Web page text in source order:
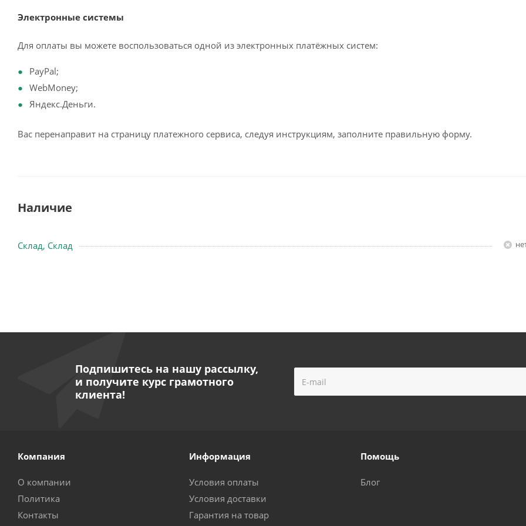
Электронные системы
Для оплаты вы можете воспользоваться одной из электронных платёжных систем:
PayPal;
WebMoney;
Яндекс.Деньги.
Вас перенаправит на страницу платежного сервиса, следуя инструкциям, заполните правильную форму.
Наличие
Склад, Склад
Подпишитесь на нашу рассылку,
и получите курс грамотного
клиента!
Компания
О компании
Политика
Контакты
Информация
Условия оплаты
Условия доставки
Гарантия на товар
Помощь
Блог